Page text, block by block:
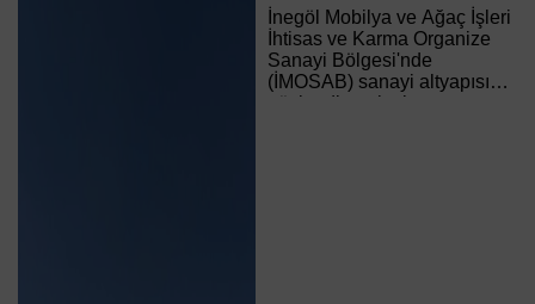
İnegöl Mobilya ve Ağaç İşleri
İhtisas ve Karma Organize
Sanayi Bölgesi'nde
(İMOSAB) sanayi altyapısını
güçlendirecek ulaşım